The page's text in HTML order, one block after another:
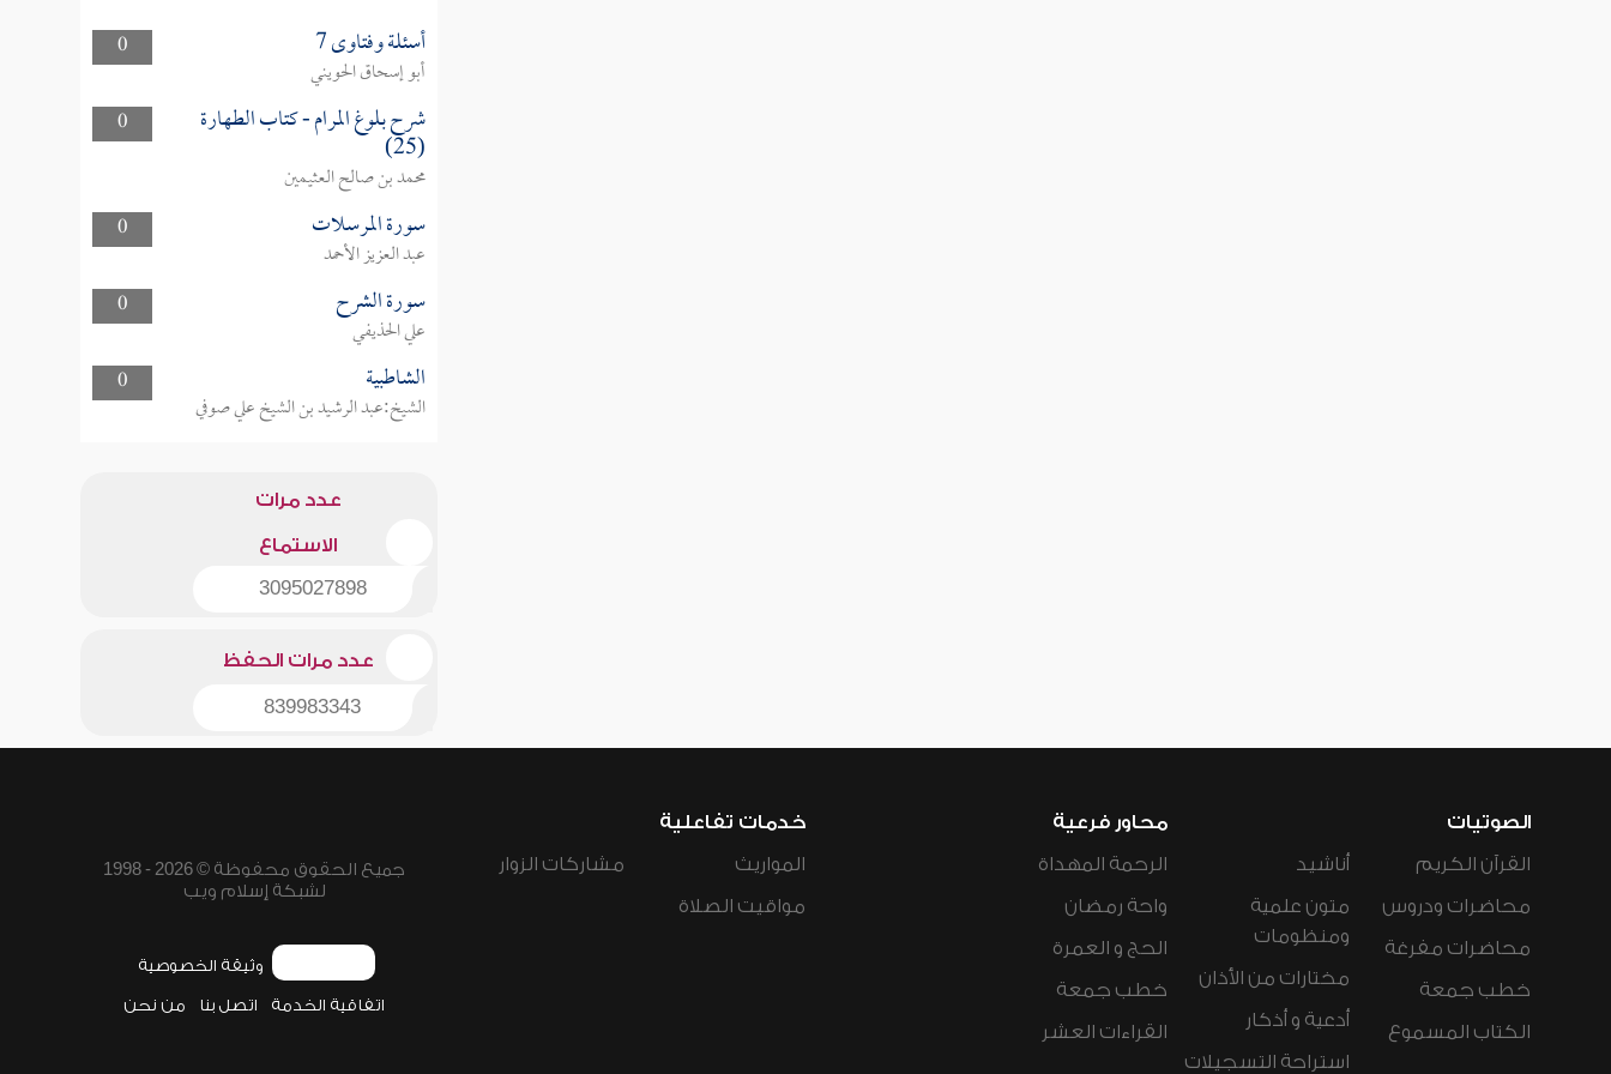
0 أسئلة وفتاوى 7
أبو إسحاق الحويني
0
شرح بلوغ المرام - كتاب الطهارة
(25)
محمد بن صالح العثيمين
0
سورة المرسلات
عبد العزيز الأحمد
0
سورة الشرح
علي الحذيفي
0
الشاطبية
الشيخ:عبد الرشيد بن الشيخ علي صوفي
عدد مرات
الاستماع
3095027898
عدد مرات الحفظ
839983343
الصوتيات
القرآن الكريم
محاضرات ودروس
محاضرات مفرغة
خطب جمعة
الكتاب المسموع
أناشيد
متون علمية
ومنظومات
مختارات من الأذان
أدعية و أذكار
استراحة التسجيلات
محاور فرعية
الرحمة المهداة
واحة رمضان
الحج و العمرة
خطب جمعة
القراءات العشر
خدمات تفاعلية
المواريث
مواقيت الصلاة
مشاركات الزوار
جميع الحقوق محفوظة © 2026 - 1998
لشبكة إسلام ويب
وثيقة الخصوصية
اتفاقية الخدمة اتصل بنا من نحن